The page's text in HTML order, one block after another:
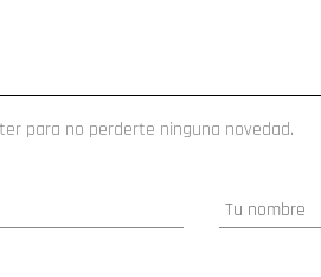
para no perderte ninguna novedad.